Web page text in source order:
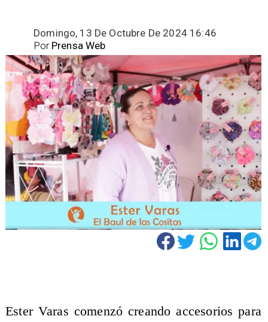
Domingo, 13 De Octubre De 2024 16:46
Prensa Web
Por
​Ester Varas comenzó creando accesorios para